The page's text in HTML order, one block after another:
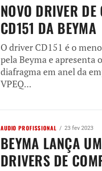
NOVO DRIVER DE
CD151 DA BEYMA
O driver CD151 é o
pela Beyma e apresenta
diafragma em anel da
VPEQ...
AUDIO PROFISSIONAL 23 fev 2023
BEYMA LANÇA
DRIVERS DE